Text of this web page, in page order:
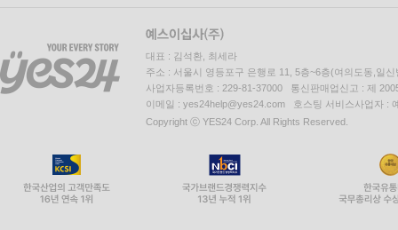
대표 : 김석환, 최세라
주소 : 서울시 영등포구 은행로 11, 5층~6층(여의도동,일신
사업자등록번호 : 229-81-37000 통신판매업신고 : 제
이메일 : yes24help@yes24.com 호스팅 서비스사업자 :
Copyright ⓒ YES24 Corp. All Rights Reserved.